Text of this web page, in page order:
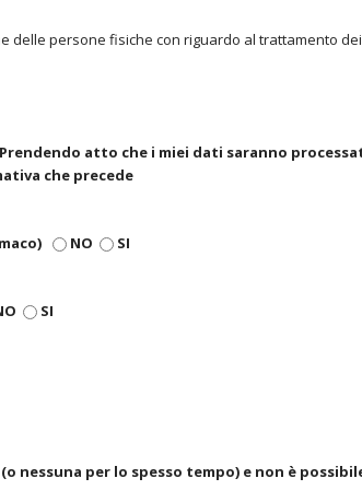
delle persone fisiche con riguardo al trattamento
Prendendo atto che i miei dati saranno
che precede
NO
SI
SI
(o nessuna per lo spesso tempo) e non è possibile